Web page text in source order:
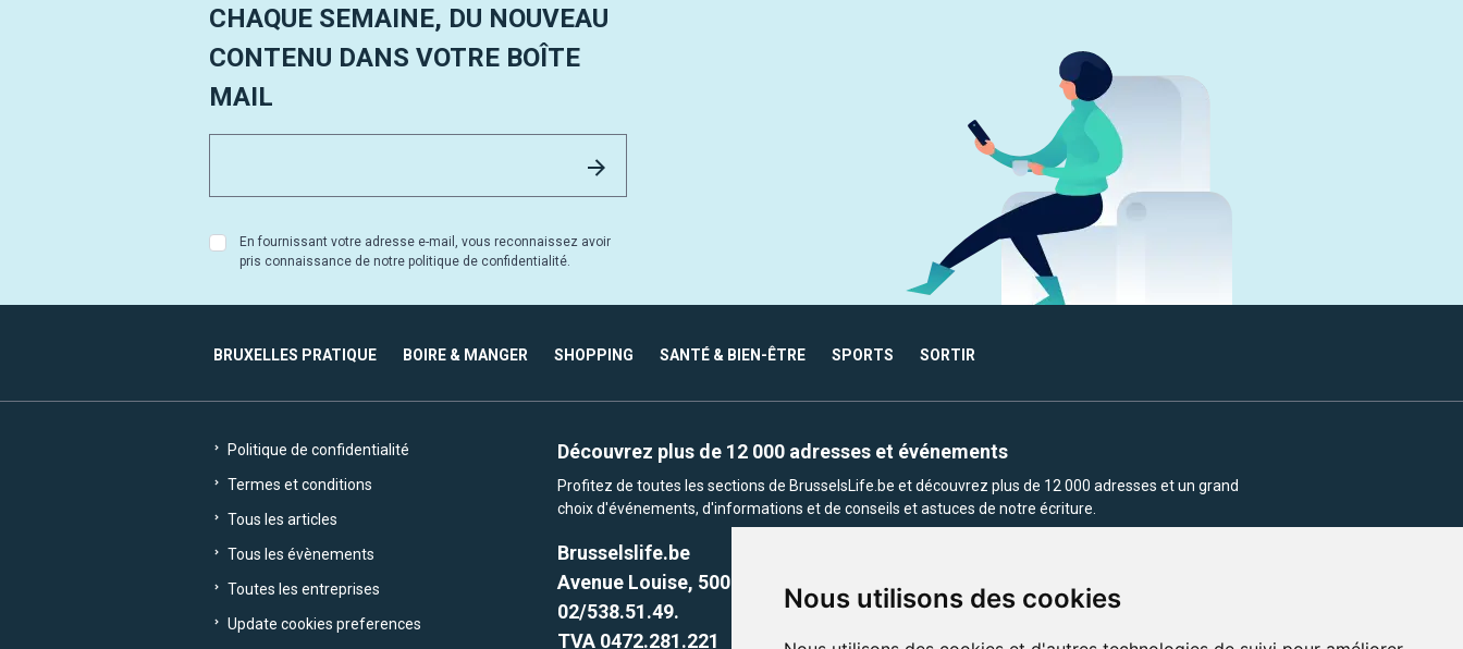
Nous utilisons des cookies
CHAQUE SEMAINE, DU NOUVEAU
CONTENU DANS VOTRE BOÎTE
MAIL
En fournissant votre adresse e-mail, vous reconnaissez avoir
pris connaissance de notre politique de confidentialité.
BRUXELLES PRATIQUE BOIRE & MANGER SHOPPING SANTÉ & BIEN-ÊTRE SPORTS SORTIR
Politique de confidentialité
Termes et conditions
Tous les articles
Tous les évènements
Toutes les entreprises
Update cookies preferences
Découvrez plus de 12 000 adresses et événements
Profitez de toutes les sections de BrusselsLife.be et découvrez plus de 12 000 adresses et un grand
choix d'événements, d'informations et de conseils et astuces de notre écriture.
Brusselslife.be
Avenue Louise, 500 -1050 Ixelles, Brussels,
02/538.51.49.
TVA 0472.281.221